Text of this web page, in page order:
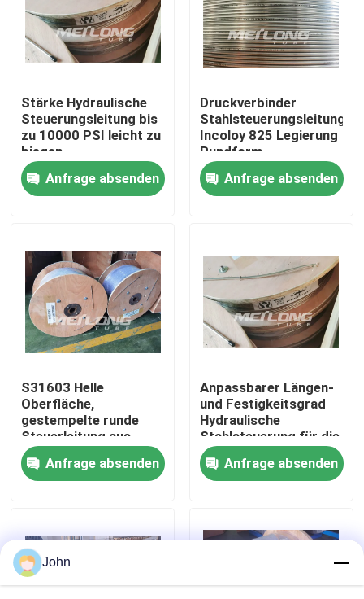
Haus
Produkte
Über uns
Fabrik-Ausflug
Qualitätskontrolle
Treten Sie mit uns in Verbindung
Fälle
Hydraulische Steuerleitung
Stärke Hydraulische
Steuerungsleitung bis
zu 10000 PSI leicht zu
biegen
Anfrage absenden
Druckverbinder
Stahlsteuerungsleitung
Incoloy 825 Legierung
Rundform
Anfrage absenden
S31603 Helle
Oberfläche,
gestempelte runde
Steuerleitung aus
Edelstahl
Anfrage absenden
Anpassbarer Längen-
und Festigkeitsgrad
Hydraulische
Stahlsteuerung für die
Druckprägung
Anfrage absenden
John